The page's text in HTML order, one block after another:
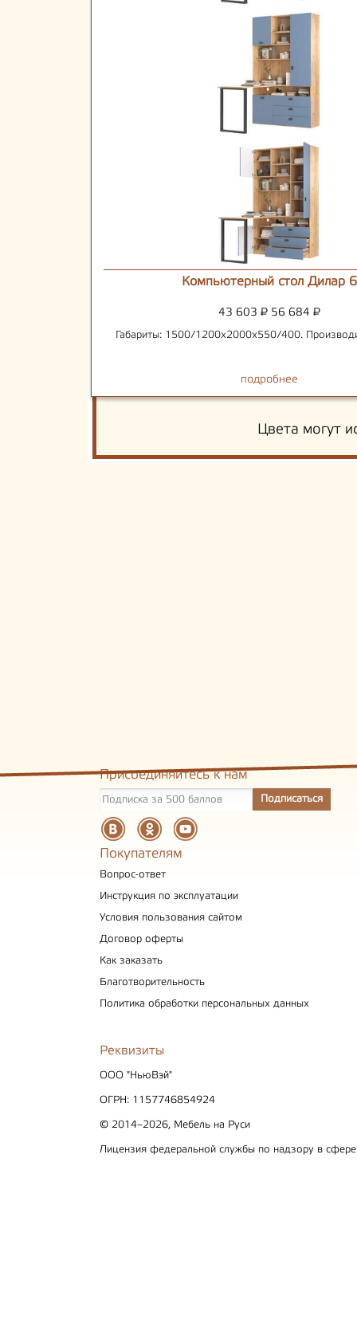
Компьютерный стол Дилар 6
43 603 ₽ 56 684 ₽
Габариты: 1500/1200х2000х550/400.
подробнее
Цвета могут
Присоединяйтесь к нам
Покупателям
Вопрос-ответ
Инструкция по эксплуатации
Условия пользования сайтом
Договор оферты
Как заказать
Благотворительность
Политика обработки персональных данных
Реквизиты
ООО "НьюВэй"
ОГРН: 1157746854924
© 2014–2026, Мебель на Руси
Лицензия федеральной службы по надзору в